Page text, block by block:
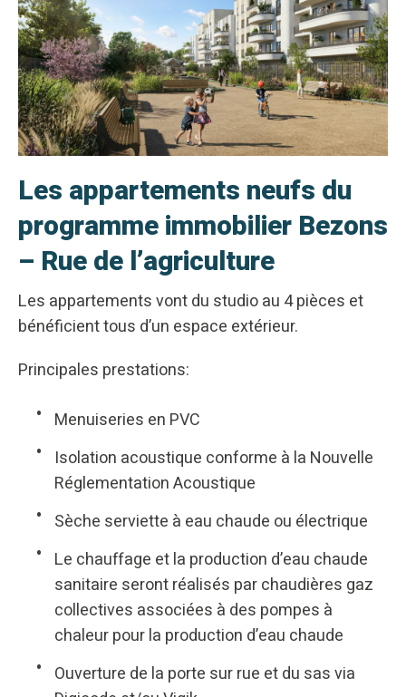
Les appartements neufs du
programme immobilier Bezons
– Rue de l’agriculture
Les appartements vont du studio au 4 pièces et
bénéficient tous d’un espace extérieur.
Principales prestations:
Menuiseries en PVC
Isolation acoustique conforme à la Nouvelle
Réglementation Acoustique
Sèche serviette à eau chaude ou électrique
Le chauffage et la production d’eau chaude
sanitaire seront réalisés par chaudières gaz
collectives associées à des pompes à
chaleur pour la production d’eau chaude
Ouverture de la porte sur rue et du sas via